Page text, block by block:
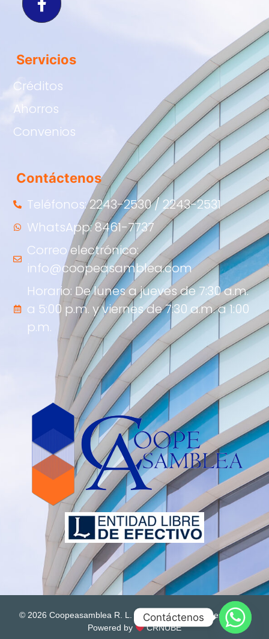
Servicios
Créditos
Ahorros
Convenios
Contáctenos
Teléfonos: 2243-2530 / 2243-2531
WhatsApp: 8461-7737
Correo electrónico:
info@coopeasamblea.com
Horario: De lunes a jueves de 7:30 a.m.
a 5:00 p.m. y viernes de 7:30 a.m. a 1:00
p.m.
© 2026 Coopeasamblea R. L. Todos los derechos resevados
Powered by
CRNUBE
Contáctenos